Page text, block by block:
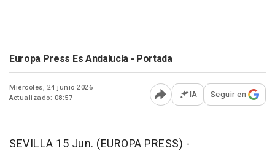
Europa Press Es Andalucía - Portada
Miércoles, 24 junio 2026
Actualizado: 08:57
Abrir opciones para
IA Seguir en
SEVILLA 15 Jun. (EUROPA PRESS) -